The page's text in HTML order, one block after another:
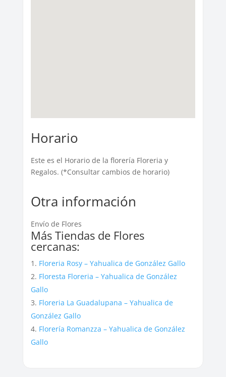
Horario
Este es el Horario de la florería Floreria y
Regalos. (*Consultar cambios de horario)
Otra información
Envío de Flores
Más Tiendas de Flores
cercanas:
Floreria Rosy – Yahualica de González Gallo
Floresta Floreria – Yahualica de González
Gallo
Floreria La Guadalupana – Yahualica de
González Gallo
Florería Romanzza – Yahualica de González
Gallo